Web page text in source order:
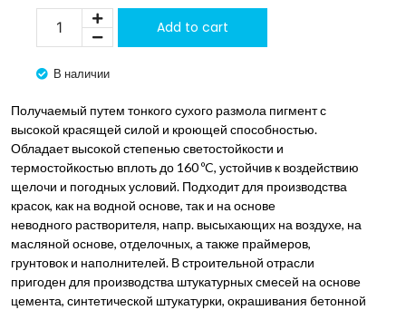
Add to cart
В наличии
Получаемый путем тонкого сухого размола пигмент с
высокой красящей силой и кроющей способностью.
Обладает высокой степенью светостойкости и
термостойкостью вплоть до 160 ºC, устойчив к воздействию
щелочи и погодных условий. Подходит для производства
красок, как на водной основе, так и на основе
неводного растворителя, напр. высыхающих на воздухе, на
масляной основе, отделочных, а также праймеров,
грунтовок и наполнителей. В строительной отрасли
пригоден для производства штукатурных смесей на основе
цемента, синтетической штукатурки, окрашивания бетонной